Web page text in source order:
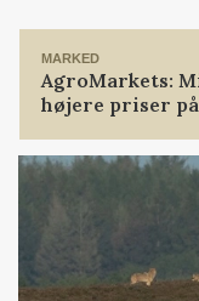
MARKED
AgroMarkets:
højere priser